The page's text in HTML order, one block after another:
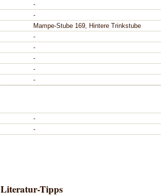
-
-
Mampe-Stube 169, Hintere Trinkstube
-
-
-
-
-
-
-
Literatur-Tipps